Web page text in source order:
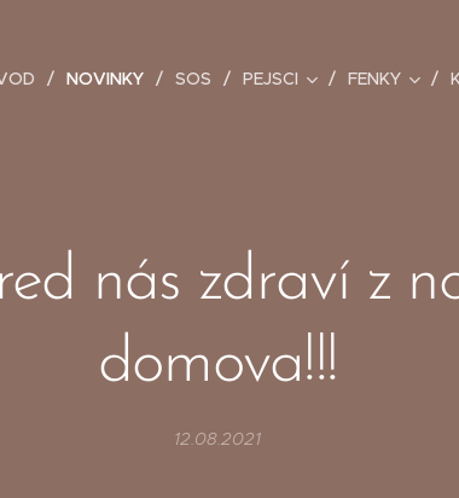
NOVINKY SOS PEJSCI FENKY
nás zdraví z
domova!!!
12.08.2021